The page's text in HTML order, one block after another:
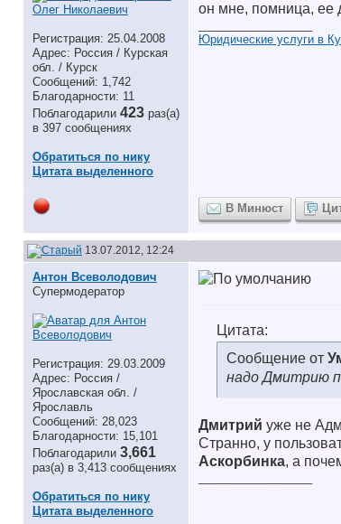
Регистрация: 25.04.2008
Адрес: Россия / Курская
обл. / Курск
Сообщений: 1,742
Благодарности: 11
Поблагодарили 423 раз(а)
в 397 сообщениях
Обратиться по нику
Цитата выделенного
он мне, помница, ее
Юридические услуги в
В Минюст
13.07.2012, 12:24
Антон Всеволодович
Супермодератор
Регистрация: 29.03.2009
Адрес: Россия /
Ярославская обл. /
Ярославль
Сообщений: 28,023
Благодарности: 15,101
Поблагодарили 3,661
раз(а) в 3,413 сообщениях
Обратиться по нику
Цитата выделенного
Цитата:
Сообщение от
надо Дмитрию
Дмитрий уже не
Странно, у
Аскорбинка, а